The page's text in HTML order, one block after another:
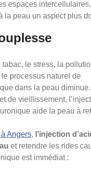
espaces
peau un aspect plus
le stress, la
processus naturel de
dans la peau
de vieillissement,
aide la peau à
Angers, l’injection
et retendre les rides
est immédiat :